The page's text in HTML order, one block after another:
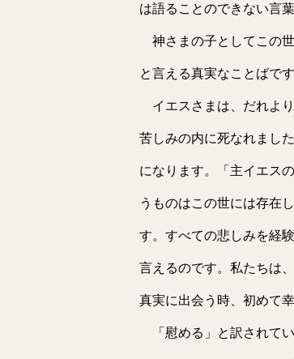
は語ることのできない言
神さまの子としてこの
と言える真実なことばです
イエスさまは、だれよ
苦しみの内に死なれまし
になります。「主イエス
うものはこの世には存在
す。すべての悲しみを経
言えるのです。私たちは
真実に出会う時、初めて
「慰める」と訳されて